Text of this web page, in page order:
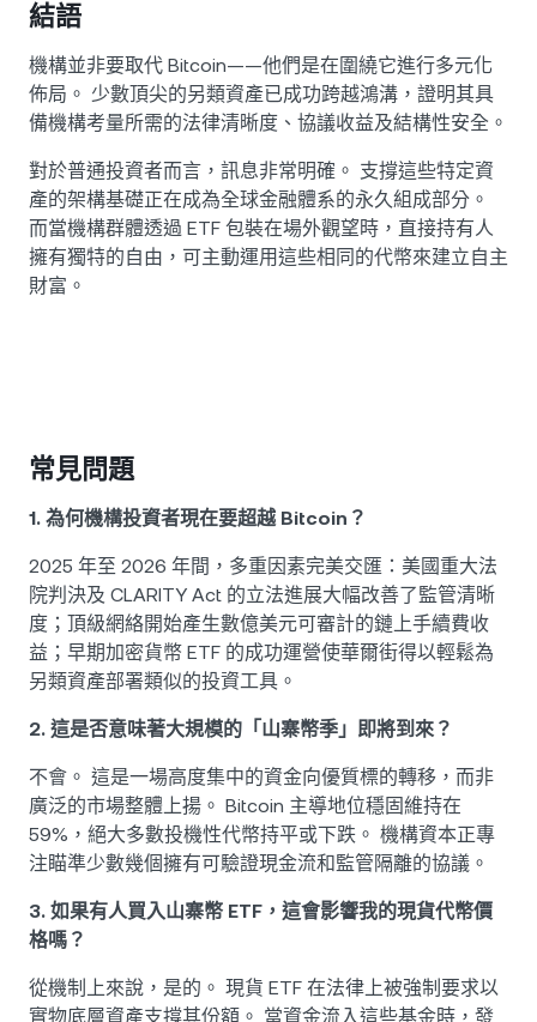
結語
機構並非要取代 Bitcoin——他們是在圍繞它進行多元化
佈局。 少數頂尖的另類資產已成功跨越鴻溝，證明其具
備機構考量所需的法律清晰度、協議收益及結構性安全。
對於普通投資者而言，訊息非常明確。 支撐這些特定資
產的架構基礎正在成為全球金融體系的永久組成部分。
而當機構群體透過 ETF 包裝在場外觀望時，直接持有人
擁有獨特的自由，可主動運用這些相同的代幣來建立自主
財富。
常見問題
1. 為何機構投資者現在要超越 Bitcoin？
2025 年至 2026 年間，多重因素完美交匯：美國重大法
院判決及 CLARITY Act 的立法進展大幅改善了監管清晰
度；頂級網絡開始產生數億美元可審計的鏈上手續費收
益；早期加密貨幣 ETF 的成功運營使華爾街得以輕鬆為
另類資產部署類似的投資工具。
2. 這是否意味著大規模的「山寨幣季」即將到來？
不會。 這是一場高度集中的資金向優質標的轉移，而非
廣泛的市場整體上揚。 Bitcoin 主導地位穩固維持在
59%，絕大多數投機性代幣持平或下跌。 機構資本正專
注瞄準少數幾個擁有可驗證現金流和監管隔離的協議。
3. 如果有人買入山寨幣 ETF，這會影響我的現貨代幣價
格嗎？
從機制上來說，是的。 現貨 ETF 在法律上被強制要求以
實物底層資產支撐其份額。 當資金流入這些基金時，發